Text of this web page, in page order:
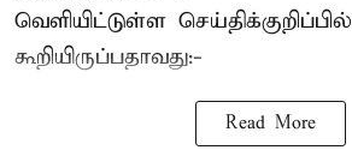
வெளியிட்டுள்ள செய்திக்குறிப்பில்
கூறியிருப்பதாவது:-
Read More